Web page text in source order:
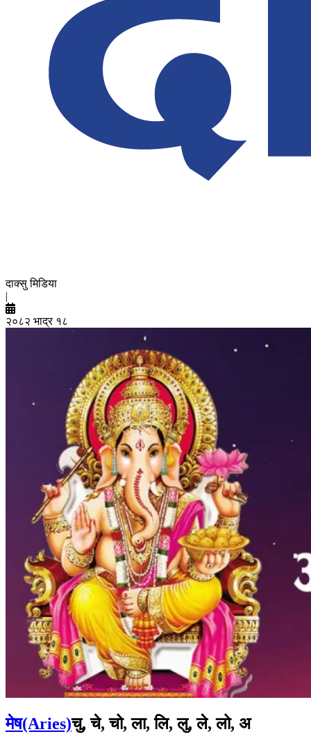
दाक्सु मिडिया
|
२०८२ भाद्र १८
मेष(Aries)चु, चे, चो, ला, लि, लु, ले, लो, अ